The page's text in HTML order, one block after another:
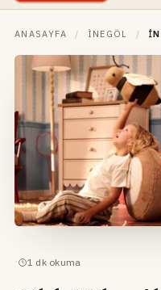
ANASAYFA / İNEGÖL /
· 1 dk okuma